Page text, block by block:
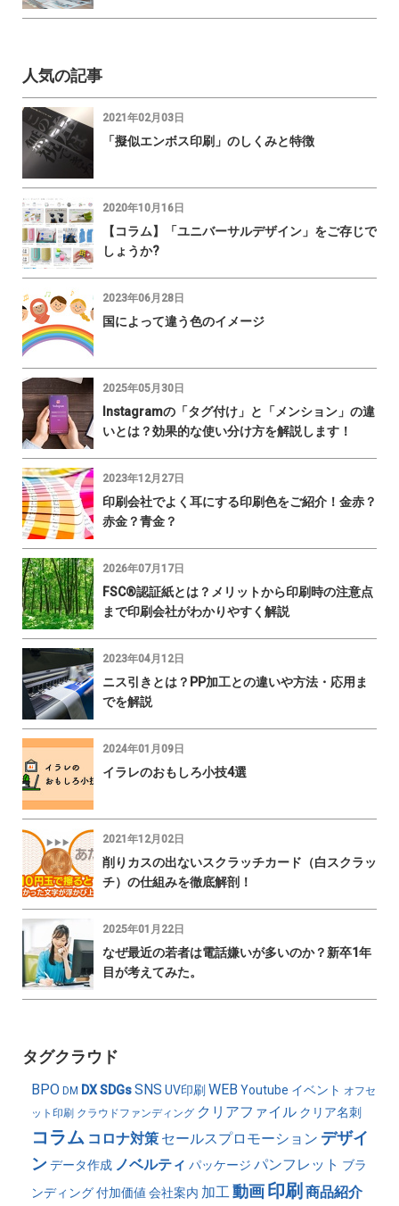
人気の記事
2021年02月03日
「擬似エンボス印刷」のしくみと特徴
2020年10月16日
【コラム】「ユニバーサルデザイン」をご存じで
しょうか?
2023年06月28日
国によって違う色のイメージ
2025年05月30日
Instagramの「タグ付け」と「メンション」の違
いとは？効果的な使い分け方を解説します！
2023年12月27日
印刷会社でよく耳にする印刷色をご紹介！金赤？
赤金？青金？
2026年07月17日
FSC®認証紙とは？メリットから印刷時の注意点
まで印刷会社がわかりやすく解説
2023年04月12日
ニス引きとは？PP加工との違いや方法・応用ま
でを解説
2024年01月09日
イラレのおもしろ小技4選
2021年12月02日
削りカスの出ないスクラッチカード（白スクラッ
チ）の仕組みを徹底解剖！
2025年01月22日
なぜ最近の若者は電話嫌いが多いのか？新卒1年
目が考えてみた。
タグクラウド
BPO DM DXSDGsSNS UV印刷 WEB Youtube イベント オフセ
ット印刷 クラウドファンディング クリアファイル クリア名刺
コラム コロナ対策 セールスプロモーション デザイ
ンデータ作成 ノベルティ パッケージ パンフレット ブラ
ンディング付加価値 会社案内 加工 動画印刷 商品紹介